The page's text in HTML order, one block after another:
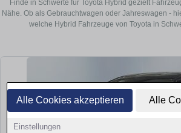
Alle Cookies akzeptieren Alle
Einstellungen
Finde in Schwerte für Toyota Hybrid gezielt
Nähe. Ob als Gebrauchtwagen oder Jahreswagen -
welche Hybrid Fahrzeuge von Toyota in